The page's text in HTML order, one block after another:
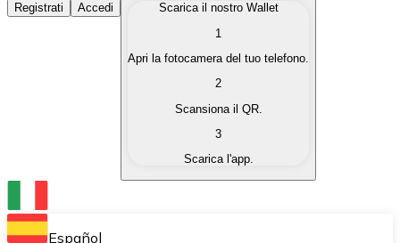
Acquista Criptovalute
Acquista le criptovalute che ti interessano in modo
Converti le tue criptovalute in valuta fiat quando ne
Scambia una criptovaluta con un'altra
Conserva le tue cripto in un Wallet self-custodial.
Registrati Accedi
Scarica il nostro Wallet
1
Apri la fotocamera del tuo telefono.
2
Scansiona il QR.
3
Scarica l'app.
Español